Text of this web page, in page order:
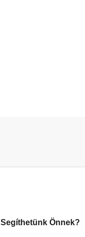
Segíthetünk Önnek?